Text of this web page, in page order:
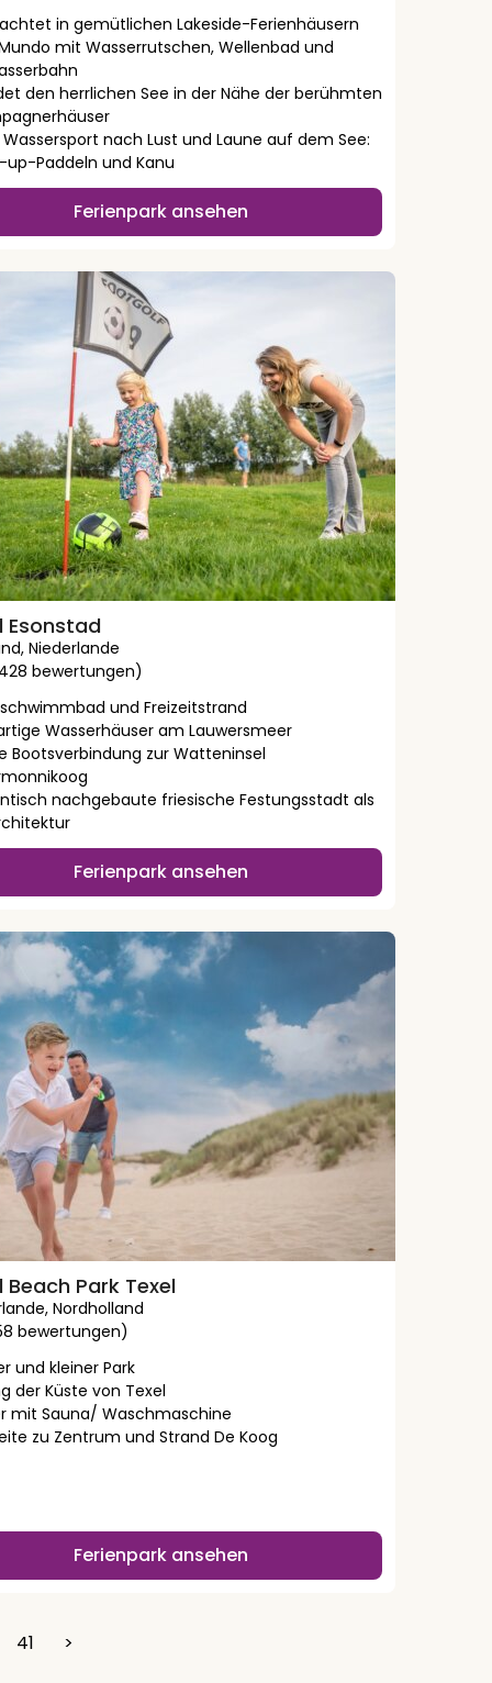
in gemütlichen Lakeside-Ferienhäusern
mit Wasserrutschen, Wellenbad und
den herrlichen See in der Nähe der berühmten
nach Lust und Laune auf dem See:
up-Paddeln und Kanu
Ferienpark ansehen
Esonstad
, Niederlande
bewertungen)
und Freizeitstrand
Wasserhäuser am Lauwersmeer
Bootsverbindung zur Watteninsel
nachgebaute friesische Festungsstadt als
Ferienpark ansehen
Beach Park Texel
, Nordholland
bewertungen)
und kleiner Park
der Küste von Texel
mit Sauna/ Waschmaschine
zu Zentrum und Strand De Koog
Ferienpark ansehen
41 >